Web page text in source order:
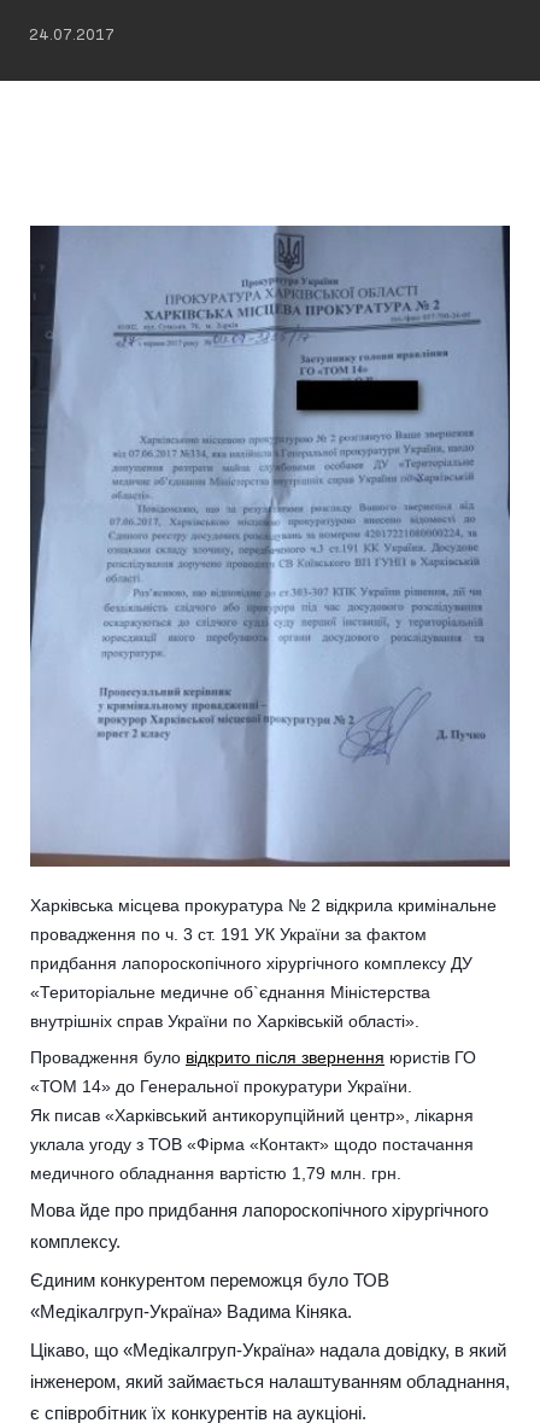
24.07.2017
Харківська місцева прокуратура № 2 відкрила кримінальне
провадження по ч. 3 ст. 191 УК України за фактом
придбання лапороскопічного хірургічного комплексу ДУ
«Територіальне медичне об`єднання Міністерства
внутрішніх справ України по Харківській області».
Провадження було відкрито після звернення юристів ГО
«ТОМ 14» до Генеральної прокуратури України.
Як писав «Харківський антикорупційний центр», лікарня
уклала угоду з ТОВ «Фірма «Контакт» щодо постачання
медичного обладнання вартістю 1,79 млн. грн.
Мова йде про придбання лапороскопічного хірургічного
комплексу.
Єдиним конкурентом переможця було ТОВ
«Медікалгруп-Україна» Вадима Кіняка.
Цікаво, що «Медікалгруп-Україна» надала довідку, в який
інженером, який займається налаштуванням обладнання,
є співробітник їх конкурентів на аукціоні.